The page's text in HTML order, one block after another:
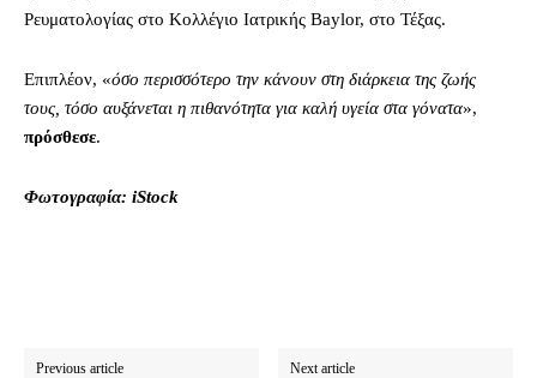
Ρευματολογίας στο Κολλέγιο Ιατρικής Baylor, στο Τέξας.
Επιπλέον, «όσο περισσότερο την κάνουν στη διάρκεια της ζωής
τους, τόσο αυξάνεται η πιθανότητα για καλή υγεία στα γόνατα»,
πρόσθεσε.
Φωτογραφία: iStock
Previous article Next article